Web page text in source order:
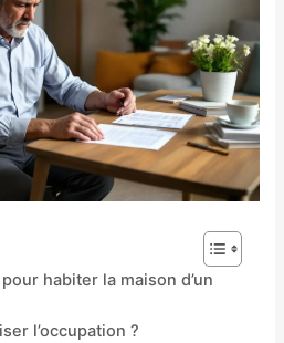
habiter la maison d’un
l’occupation ?